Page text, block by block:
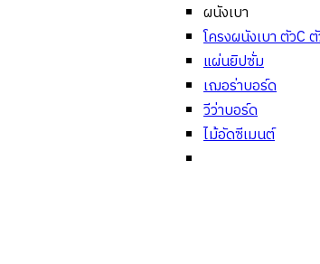
ผนังเบา
โครงผนังเบา ตัวC
แผ่นยิปซั่ม
เฌอร่าบอร์ด
วีว่าบอร์ด
ไม้อัดซีเมนต์